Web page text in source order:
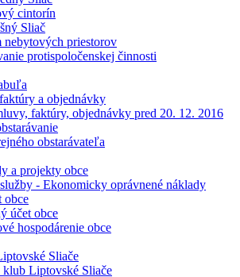
cintorín
Sliač
nebytových priestorov
protispoločenskej činnosti
a objednávky
faktúry, objednávky pred 20. 12. 2016
obstarávateľa
a projekty obce
- Ekonomicky oprávnené náklady
obce
účet obce
hospodárenie obce
Sliače
klub Liptovské Sliače